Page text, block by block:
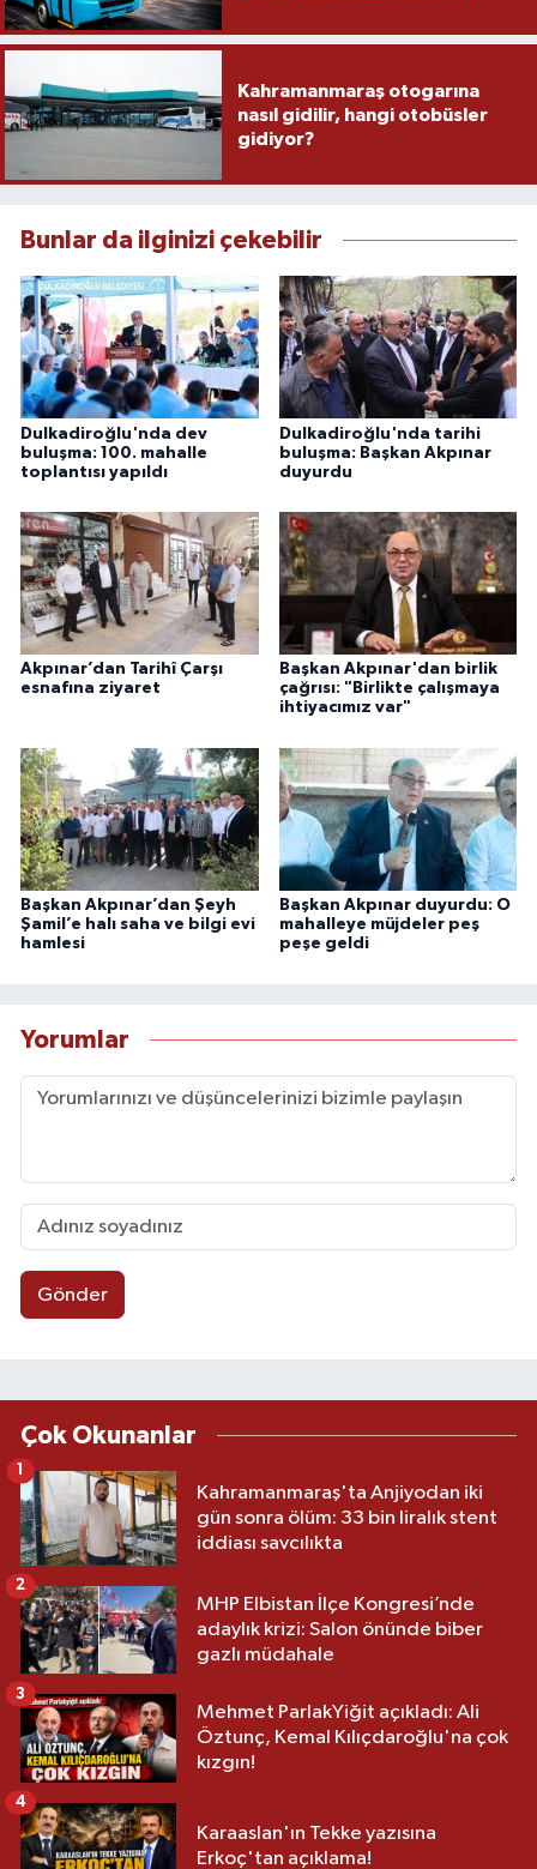
Kahramanmaraş otogarına
nasıl gidilir, hangi otobüsler
gidiyor?
Bunlar da ilginizi çekebilir
Dulkadiroğlu'nda dev
buluşma: 100. mahalle
toplantısı yapıldı
Dulkadiroğlu'nda tarihi
buluşma: Başkan Akpınar
duyurdu
Akpınar’dan Tarihî Çarşı
esnafına ziyaret
Başkan Akpınar'dan birlik
çağrısı: "Birlikte çalışmaya
ihtiyacımız var"
Başkan Akpınar’dan Şeyh
Şamil’e halı saha ve bilgi evi
hamlesi
Başkan Akpınar duyurdu: O
mahalleye müjdeler peş
peşe geldi
Yorumlar
Gönder
Çok Okunanlar
Kahramanmaraş'ta Anjiyodan iki
gün sonra ölüm: 33 bin liralık stent
iddiası savcılıkta
1
MHP Elbistan İlçe Kongresi’nde
adaylık krizi: Salon önünde biber
gazlı müdahale
2
Mehmet ParlakYiğit açıkladı: Ali
Öztunç, Kemal Kılıçdaroğlu'na çok
kızgın!
3
Karaaslan'ın Tekke yazısına
Erkoç'tan açıklama!
4